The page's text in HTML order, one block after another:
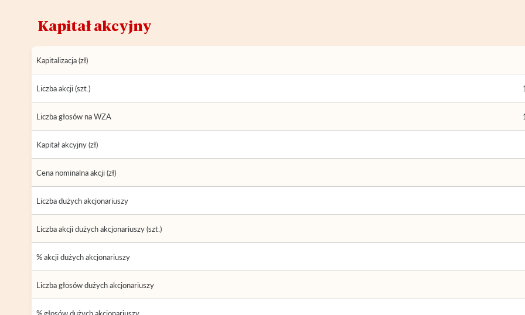
Kapitał akcyjny
Kapitalizacja (zł)
Liczba akcji (szt.)
Liczba głosów na WZA
Kapitał akcyjny (zł)
Cena nominalna akcji (zł)
Liczba dużych akcjonariuszy
Liczba akcji dużych akcjonariuszy (szt.)
% akcji dużych akcjonariuszy
Liczba głosów dużych akcjonariuszy